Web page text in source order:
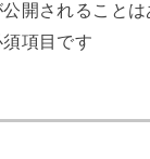
開されることは
項目です